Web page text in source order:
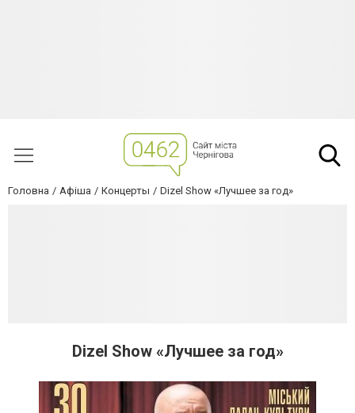
Головна Афіша Концерты Dizel Show «Лучшее за год»
Dizel Show «Лучшее за год»